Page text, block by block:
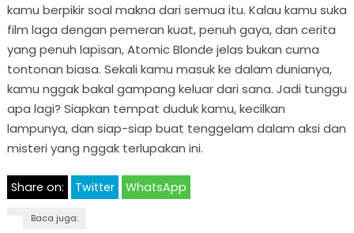
kamu berpikir soal makna dari semua itu. Kalau kamu suka
film laga dengan pemeran kuat, penuh gaya, dan cerita
yang penuh lapisan, Atomic Blonde jelas bukan cuma
tontonan biasa. Sekali kamu masuk ke dalam dunianya,
kamu nggak bakal gampang keluar dari sana. Jadi tunggu
apa lagi? Siapkan tempat duduk kamu, kecilkan
lampunya, dan siap-siap buat tenggelam dalam aksi dan
misteri yang nggak terlupakan ini.
Share on: Twitter WhatsApp
Baca juga: